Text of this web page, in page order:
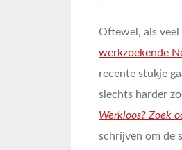
Oftewel, als
werkzoekende
recente stukje
slechts harder
Werkloos? Zoek
schrijven om de